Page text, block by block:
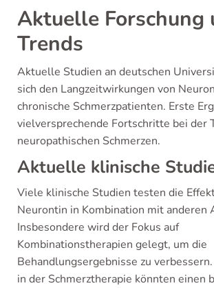
Aktuelle Forschung
Trends
Aktuelle Studien an deutschen
sich den Langzeitwirkungen von
chronische Schmerzpatienten. Erste
vielversprechende Fortschritte bei der
neuropathischen Schmerzen.
Aktuelle klinische
Viele klinische Studien testen die
Neurontin in Kombination mit anderen
Insbesondere wird der Fokus auf
Kombinationstherapien gelegt, um die
Behandlungsergebnisse zu
in der Schmerztherapie könnten einen